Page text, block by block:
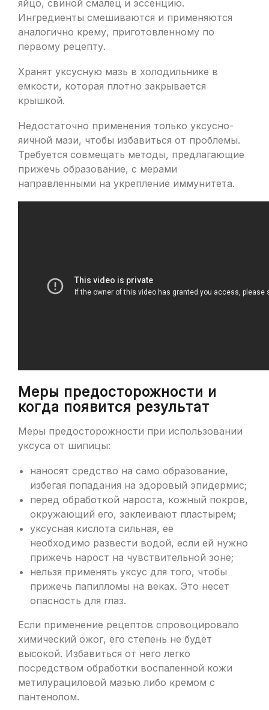
яйцо, свиной смалец и эссенцию.
Ингредиенты смешиваются и применяются
аналогично крему, приготовленному по
первому рецепту.
Хранят уксусную мазь в холодильнике в
емкости, которая плотно закрывается
крышкой.
Недостаточно применения только уксусно-
яичной мази, чтобы избавиться от проблемы.
Требуется совмещать методы, предлагающие
прижечь образование, с мерами
направленными на укрепление иммунитета.
Меры предосторожности и
когда появится результат
Меры предосторожности при использовании
уксуса от шипицы:
наносят средство на само образование,
избегая попадания на здоровый эпидермис;
перед обработкой нароста, кожный покров,
окружающий его, заклеивают пластырем;
уксусная кислота сильная, ее
необходимо развести водой, если ей нужно
прижечь нарост на чувствительной зоне;
нельзя применять уксус для того, чтобы
прижечь папилломы на веках. Это несет
опасность для глаз.
Если применение рецептов спровоцировало
химический ожог, его степень не будет
высокой. Избавиться от него легко
посредством обработки воспаленной кожи
метилурациловой мазью либо кремом с
пантенолом.